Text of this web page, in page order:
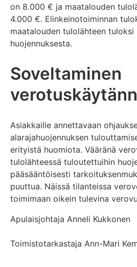
on 8.000 € ja maatalouden
4.000 €. Elinkeinotoiminnan
maatalouden tulolähteen tuloksi
huojennuksesta.
Soveltaminen
Asiakkaille annettavaan
alarajahuojennuksen
erityistä huomiota. Vääränä
tulolähteessä tuloutettuihin
pääsääntöisesti
puuttua. Näissä tilanteissa
toimimaan oikein tulevina
Apulaisjohtaja Anneli Kukkonen
Toimistotarkastaja Ann-Mari